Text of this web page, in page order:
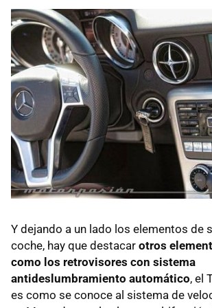
Y dejando a un lado los elementos de
coche, hay que destacar otros
como los retrovisores con sistema
antideslumbramiento automático, el
es como se conoce al sistema de